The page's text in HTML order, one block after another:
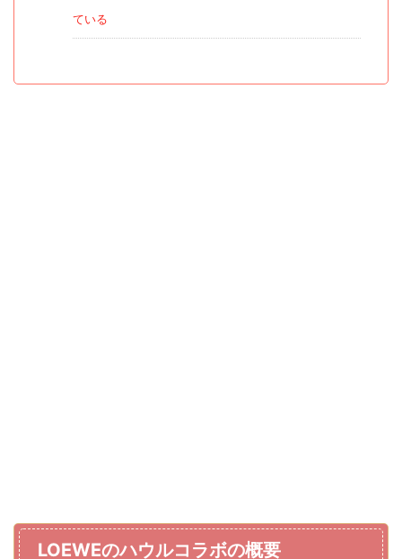
ている
LOEWEのハウルコラボの概要